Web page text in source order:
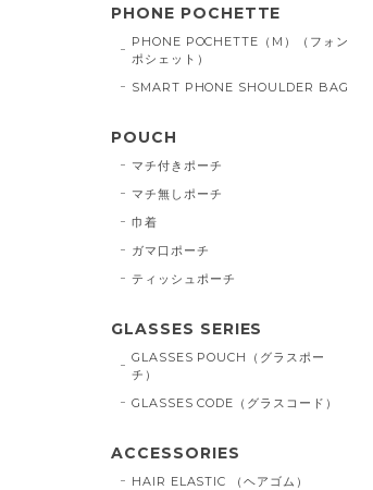
PHONE POCHETTE
PHONE POCHETTE（M）（フォン
ポシェット）
SMART PHONE SHOULDER BAG
POUCH
マチ付きポーチ
マチ無しポーチ
巾着
ガマ口ポーチ
ティッシュポーチ
GLASSES SERIES
GLASSES POUCH（グラスポー
チ）
GLASSES CODE（グラスコード）
ACCESSORIES
HAIR ELASTIC （ヘアゴム）